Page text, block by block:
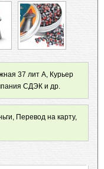
37 лит А, Курьер
СДЭК и др.
Перевод на карту,